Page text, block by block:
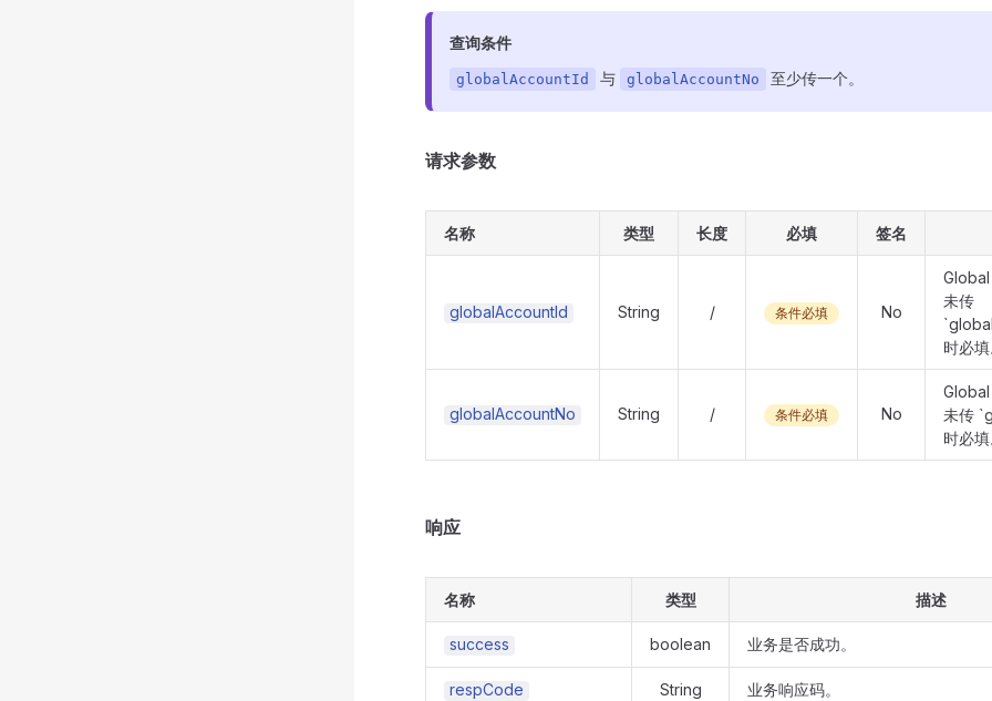
查询条件
globalAccountId 与 globalAccountNo 至少传一个。
请求参数
名称 类型 长度 必填 签名
globalAccountId String / 条件必填 No
未传
时必
globalAccountNo String / 条件必填 No
未传
时必
响应
名称 类型 描述
success boolean 业务是否成功。
respCode String 业务响应码。